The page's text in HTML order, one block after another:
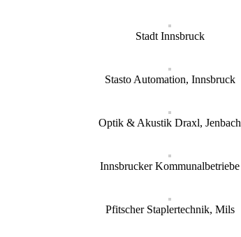
Stadt Innsbruck
Stasto Automation, Innsbruck
Optik & Akustik Draxl, Jenbach
Innsbrucker Kommunalbetriebe
Pfitscher Staplertechnik, Mils